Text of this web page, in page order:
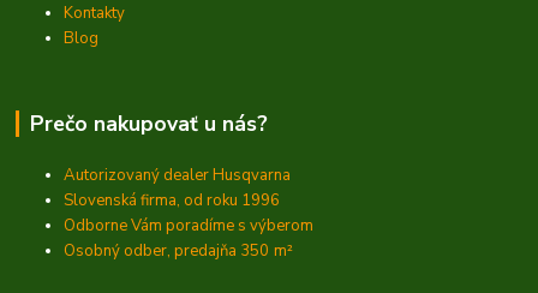
Kontakty
Blog
Prečo nakupovať u nás?
Autorizovaný dealer Husqvarna
Slovenská firma, od roku 1996
Odborne Vám poradíme s výberom
Osobný odber, predajňa 350 m²